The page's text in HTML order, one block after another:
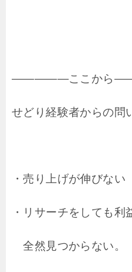
―――――ここから
せどり経験者からの問
・売り上げが伸びない
・リサーチをしても利
全然見つからない。